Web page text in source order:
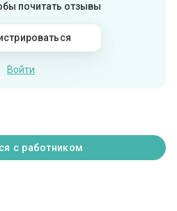
почитать отзывы
Войти
с работником